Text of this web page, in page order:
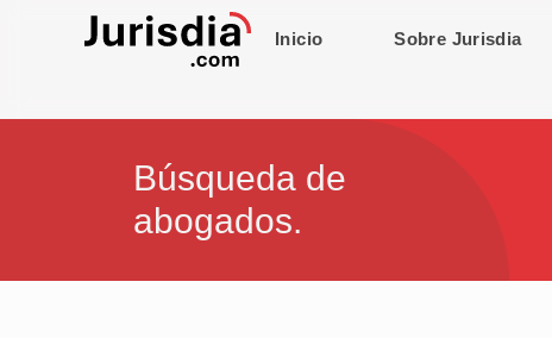
Inicio Sobre Jurisdia
Búsqueda de
abogados.